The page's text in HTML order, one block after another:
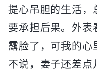
提心吊胆的生活，
要承担后果。外表
露脸了，可我的心
不说，妻子还差点